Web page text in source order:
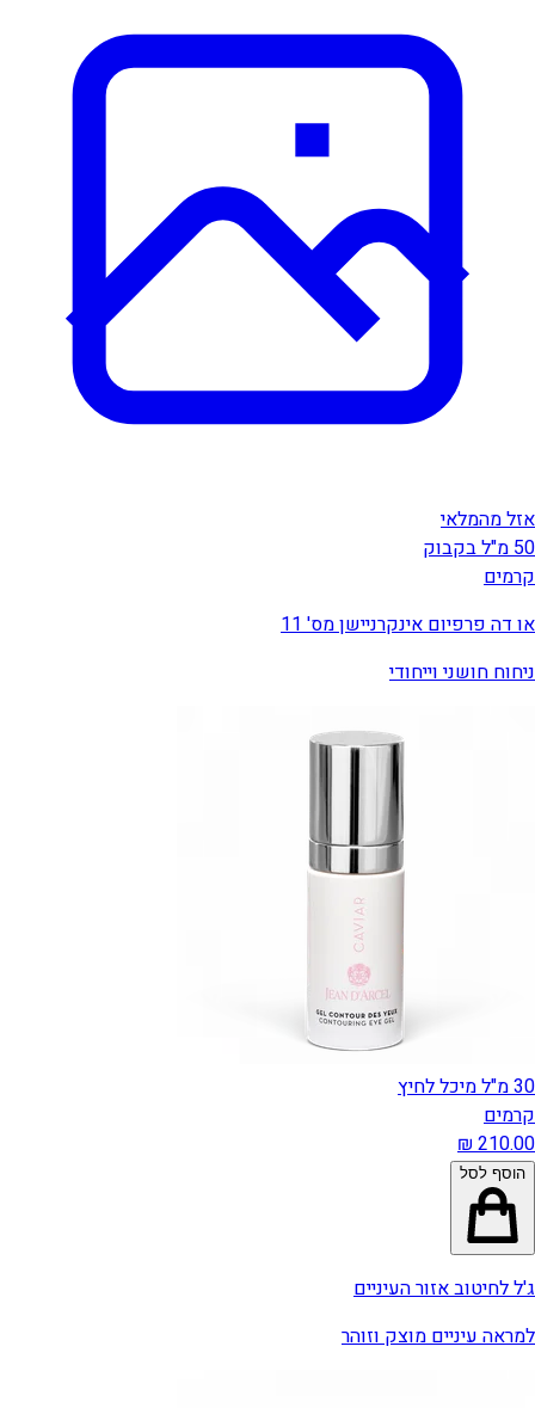
אזל מהמלאי
50 מ"ל בקבוק
קרמים
או דה פרפיום אינקרניישן מס' 11
ניחוח חושני וייחודי
30 מ"ל מיכל לחיץ
קרמים
הוסף לסל
ג'ל לחיטוב אזור העיניים
למראה עיניים מוצק וזוהר